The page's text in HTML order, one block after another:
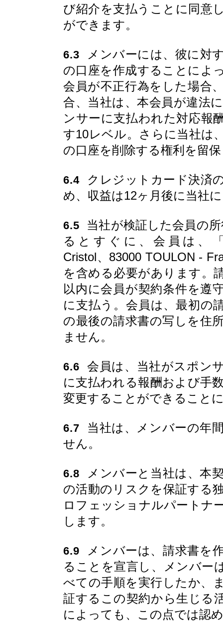
び紹介を支払うことに同意
ができます。
6.3 メンバーには、彼に対
の口座を作成することによ
会員が不正行為をした場合
合、当社は、本会員が違法
ンサーに支払われた対応報
す10レベル。さらに当社は
の口座を削除する権利を留
6.4 クレジットカード決済
め、収益は12ヶ月後に当社
6.5 当社が検証した会員の
るとすぐに、会員は、「
Cristol、83000 TOULON -
を含める必要があります。
以内に会員が契約条件を遵
に支払う。会員は、最初の
の最後の請求書の写しを住
ません。
6.6 会員は、当社がスポン
に支払われる報酬および手
変更することができること
6.7 当社は、メンバーの年
せん。
6.8 メンバーと当社は、本
の活動のリスクを保証する
ロフェッショナルパートナ
します。
6.9 メンバーは、請求書を
ることを宣言し、メンバー
べての手順を実行したか、
証するこの契約から生じる
によっても、この点では認